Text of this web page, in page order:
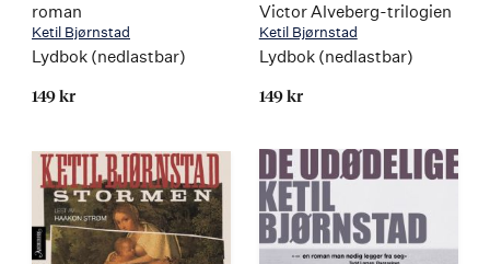
roman
Ketil Bjørnstad
Lydbok (nedlastbar)
149 kr
Victor Alveberg-trilogien
Ketil Bjørnstad
Lydbok (nedlastbar)
149 kr